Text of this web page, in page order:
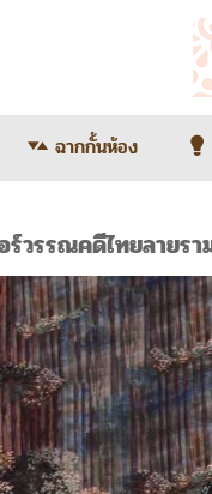
ฉากกั้นห้อง
ร์วรรณคดีไทยลาย